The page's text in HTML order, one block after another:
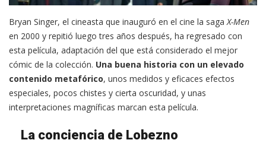
Bryan Singer, el cineasta que inauguró en el cine la saga X-Men
en 2000 y repitió luego tres años después, ha regresado con
esta película, adaptación del que está considerado el mejor
cómic de la colección. Una buena historia con un elevado
contenido metafórico, unos medidos y eficaces efectos
especiales, pocos chistes y cierta oscuridad, y unas
interpretaciones magníficas marcan esta película.
La conciencia de Lobezno